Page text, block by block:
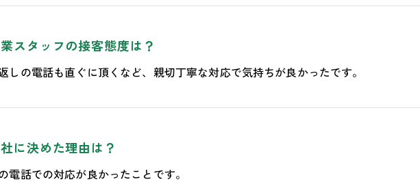
スタッフの接客態度は？
しの電話も直ぐに頂くなど、親切丁寧な対応で気持ちが良かったです。
に決めた理由は？
電話での対応が良かったことです。